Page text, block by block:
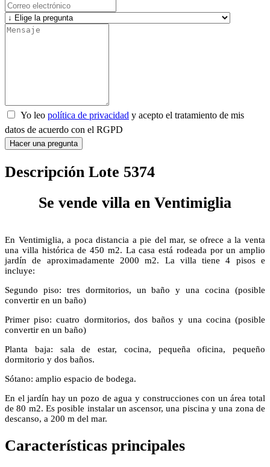
Yo leo política de privacidad y acepto el tratamiento de mis
datos de acuerdo con el RGPD
Hacer una pregunta
Descripción Lote 5374
Se vende villa en Ventimiglia
En Ventimiglia, a poca distancia a pie del mar, se ofrece a la venta
una villa histórica de 450 m2. La casa está rodeada por un amplio
jardín de aproximadamente 2000 m2. La villa tiene 4 pisos e
incluye:
Segundo piso: tres dormitorios, un baño y una cocina (posible
convertir en un baño)
Primer piso: cuatro dormitorios, dos baños y una cocina (posible
convertir en un baño)
Planta baja: sala de estar, cocina, pequeña oficina, pequeño
dormitorio y dos baños.
Sótano: amplio espacio de bodega.
En el jardín hay un pozo de agua y construcciones con un área total
de 80 m2. Es posible instalar un ascensor, una piscina y una zona de
descanso, a 200 m del mar.
Características principales